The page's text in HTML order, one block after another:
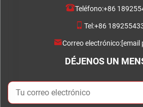
Teléfono:+86
Tel:+86
Correo electrónico:[email
DÉJENOS UN